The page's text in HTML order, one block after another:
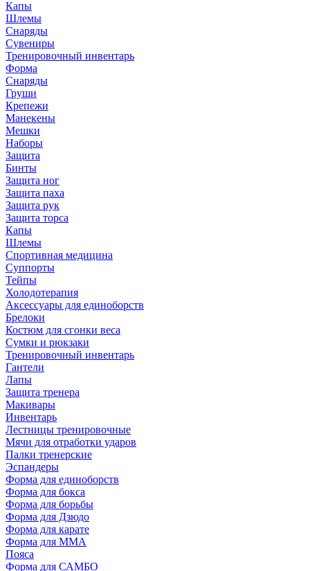
Капы
Шлемы
Снаряды
Сувениры
Тренировочный инвентарь
Форма
Снаряды
Груши
Крепежи
Манекены
Мешки
Наборы
Защита
Бинты
Защита ног
Защита паха
Защита рук
Защита торса
Капы
Шлемы
Спортивная медицина
Суппорты
Тейпы
Холодотерапия
Аксессуары для единоборств
Брелоки
Костюм для сгонки веса
Сумки и рюкзаки
Тренировочный инвентарь
Гантели
Лапы
Защита тренера
Макивары
Инвентарь
Лестницы тренировочные
Мячи для отработки ударов
Палки тренерские
Эспандеры
Форма для единоборств
Форма для бокса
Форма для борьбы
Форма для Дзюдо
Форма для карате
Форма для MMA
Пояса
Форма для САМБО